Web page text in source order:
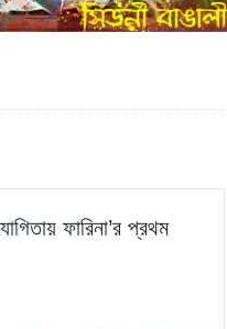
ফারিনা’র প্রথম